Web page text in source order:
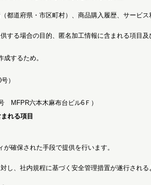
都道府県・市区町村）、商品購入履歴、サービス
する場合の目的、匿名加工情報に含まれる項目及
するため。
）
MFPR六本木麻布台ビル6Ｆ）
れる項目
確保された手段で提供を行います。
し、社内規程に基づく安全管理措置が遂行される